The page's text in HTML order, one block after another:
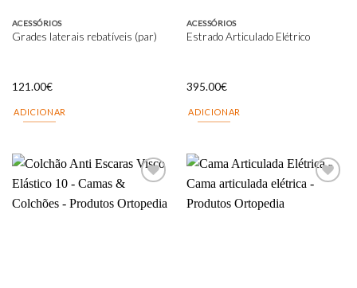
ACESSÓRIOS
Grades laterais rebatíveis (par)
121.00€
ADICIONAR
ACESSÓRIOS
Estrado Articulado Elétrico
395.00€
ADICIONAR